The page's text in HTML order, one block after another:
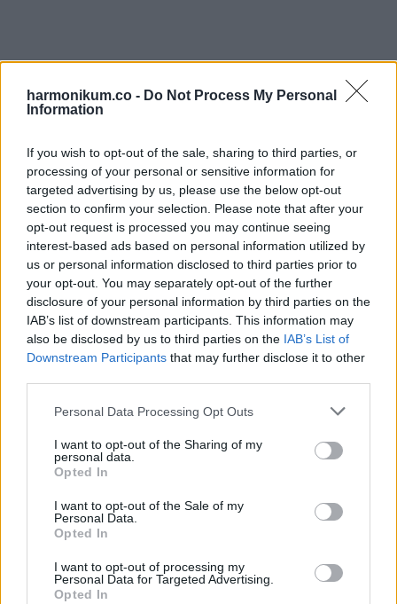
harmonikum.co - Do Not Process My Personal
Information
If you wish to opt-out of the sale, sharing to third parties, or
processing of your personal or sensitive information for
targeted advertising by us, please use the below opt-out
section to confirm your selection. Please note that after your
opt-out request is processed you may continue seeing
interest-based ads based on personal information utilized by
us or personal information disclosed to third parties prior to
your opt-out. You may separately opt-out of the further
disclosure of your personal information by third parties on the
IAB’s list of downstream participants. This information may
also be disclosed by us to third parties on the IAB’s List of
Downstream Participants that may further disclose it to other
Please note that this website/app uses one or more Google
not limited to your visit or usage behaviour. You may click to
grant or deny consent to Google and its third-party tags to
use your data for below specified purposes in below Google
consent section.
Personal Data Processing Opt Outs
I want to opt-out of the Sharing of my
personal data.
Opted In
I want to opt-out of the Sale of my
Personal Data.
Opted In
I want to opt-out of processing my
Personal Data for Targeted Advertising.
Opted In
Oszd meg ezt a posztot:
Reddit Share
via
Email
ELŐZŐ POSZT
szívem, aztán apám váratlan vallomása
segített újra talpra állni